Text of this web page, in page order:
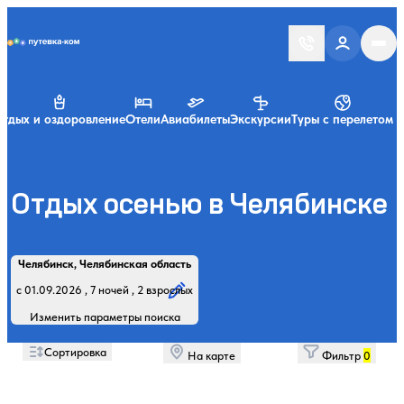
и оздоровлениеОтелиАвиабилетыЭкскурсииТуры с перелетом
Отдых осенью в Челябинске
Челябинск, Челябинская область
с 01.09.2026 , 7 ночей , 2 взрослых
Изменить параметры поиска
Регион, курорт или название
Профиль лечения:
Отдыхающие:
Дата заезда:
Кол-во ночей:
Найти
Сортировка На карте Фильтр0